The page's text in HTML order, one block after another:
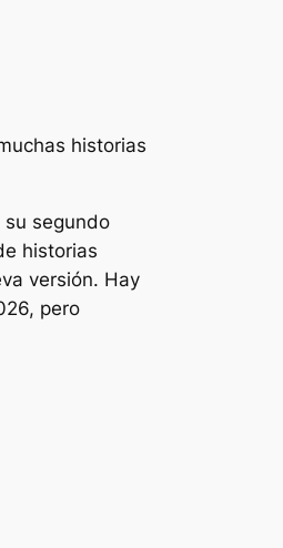
historias
segundo
historias
versión. Hay
pero